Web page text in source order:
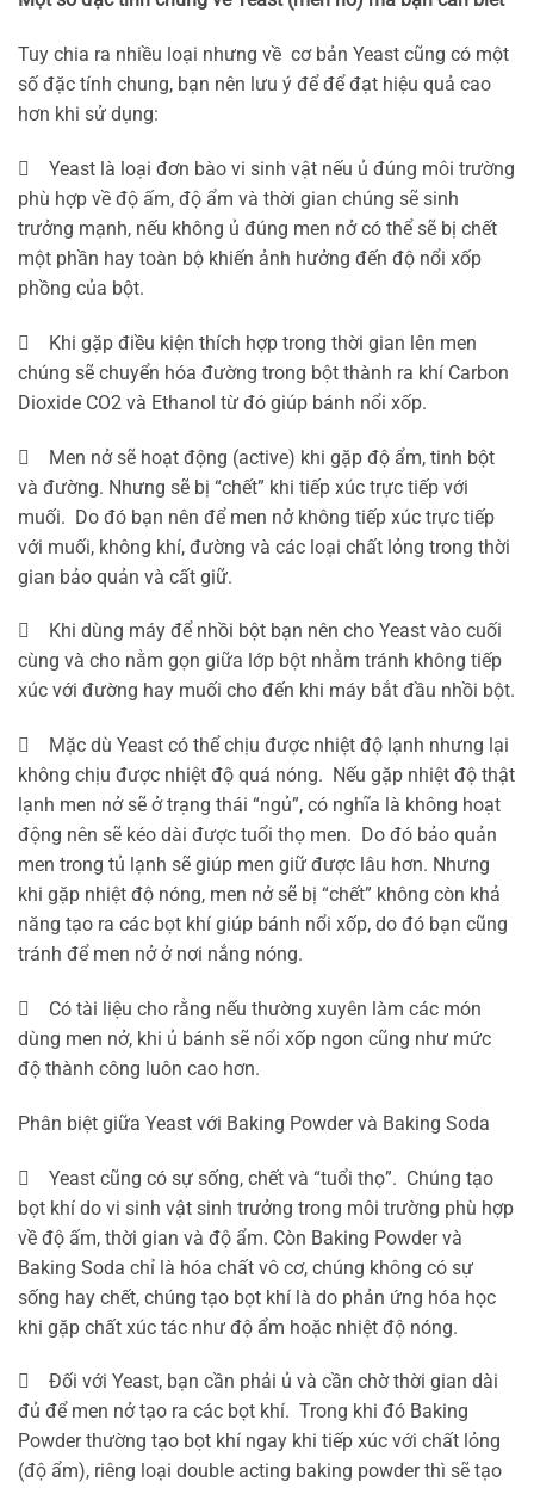
Tuy chia ra nhiều loại nhưng về cơ bản Yeast cũng có một
số đặc tính chung, bạn nên lưu ý để để đạt hiệu quả cao
hơn khi sử dụng:
 Yeast là loại đơn bào vi sinh vật nếu ủ đúng môi trường
phù hợp về độ ấm, độ ẩm và thời gian chúng sẽ sinh
trưởng mạnh, nếu không ủ đúng men nở có thể sẽ bị chết
một phần hay toàn bộ khiến ảnh hưởng đến độ nổi xốp
phồng của bột.
 Khi gặp điều kiện thích hợp trong thời gian lên men
chúng sẽ chuyển hóa đường trong bột thành ra khí Carbon
Dioxide CO2 và Ethanol từ đó giúp bánh nổi xốp.
 Men nở sẽ hoạt động (active) khi gặp độ ẩm, tinh bột
và đường. Nhưng sẽ bị “chết” khi tiếp xúc trực tiếp với
muối. Do đó bạn nên để men nở không tiếp xúc trực tiếp
với muối, không khí, đường và các loại chất lỏng trong thời
gian bảo quản và cất giữ.
 Khi dùng máy để nhồi bột bạn nên cho Yeast vào cuối
cùng và cho nằm gọn giữa lớp bột nhằm tránh không tiếp
xúc với đường hay muối cho đến khi máy bắt đầu nhồi bột.
 Mặc dù Yeast có thể chịu được nhiệt độ lạnh nhưng lại
không chịu được nhiệt độ quá nóng. Nếu gặp nhiệt độ thật
lạnh men nở sẽ ở trạng thái “ngủ”, có nghĩa là không hoạt
động nên sẽ kéo dài được tuổi thọ men. Do đó bảo quản
men trong tủ lạnh sẽ giúp men giữ được lâu hơn. Nhưng
khi gặp nhiệt độ nóng, men nở sẽ bị “chết” không còn khả
năng tạo ra các bọt khí giúp bánh nổi xốp, do đó bạn cũng
tránh để men nở ở nơi nắng nóng.
 Có tài liệu cho rằng nếu thường xuyên làm các món
dùng men nở, khi ủ bánh sẽ nổi xốp ngon cũng như mức
độ thành công luôn cao hơn.
Phân biệt giữa Yeast với Baking Powder và Baking Soda
 Yeast cũng có sự sống, chết và “tuổi thọ”. Chúng tạo
bọt khí do vi sinh vật sinh trưởng trong môi trường phù hợp
về độ ấm, thời gian và độ ẩm. Còn Baking Powder và
Baking Soda chỉ là hóa chất vô cơ, chúng không có sự
sống hay chết, chúng tạo bọt khí là do phản ứng hóa học
khi gặp chất xúc tác như độ ẩm hoặc nhiệt độ nóng.
 Đối với Yeast, bạn cần phải ủ và cần chờ thời gian dài
đủ để men nở tạo ra các bọt khí. Trong khi đó Baking
Powder thường tạo bọt khí ngay khi tiếp xúc với chất lỏng
(độ ẩm), riêng loại double acting baking powder thì sẽ tạo